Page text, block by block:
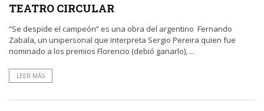
TEATRO CIRCULAR
“Se despide el campeón” es una obra del argentino Fernando
Zabala, un unipersonal que interpreta Sergio Pereira quien fue
nominado a los premios Florencio (debió ganarlo), ...
LEER MÁS